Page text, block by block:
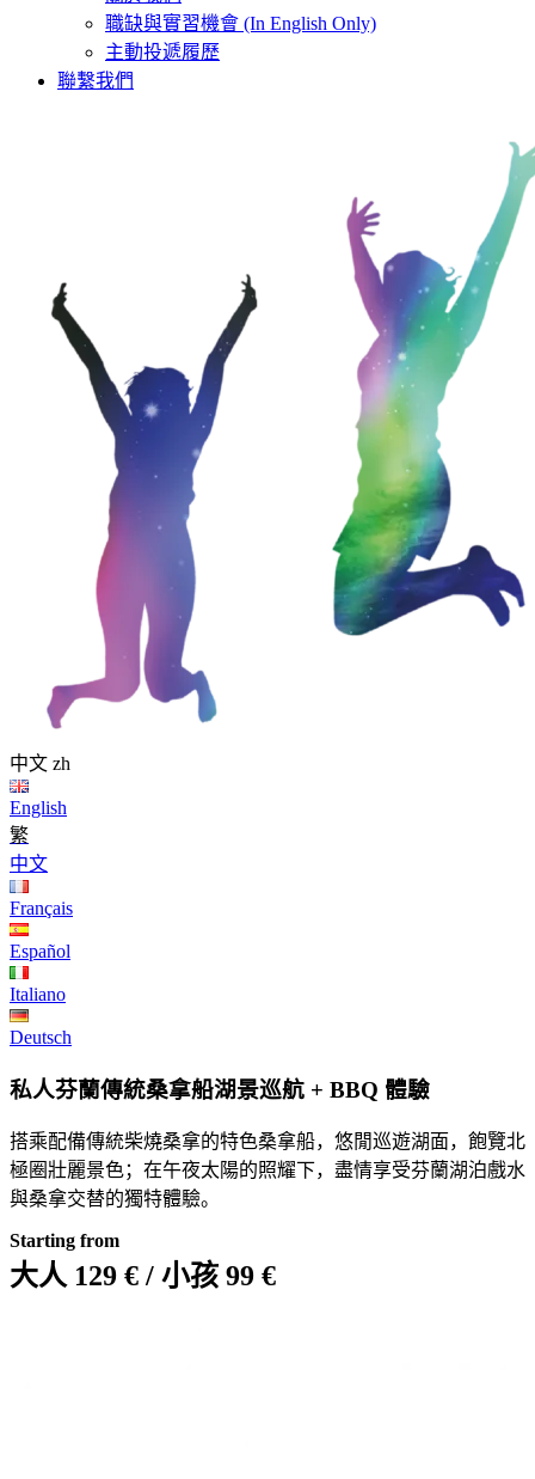
職缺與實習機會 (In English Only)
主動投遞履歷
聯繫我們
中文 zh
English
繁
中文
Français
Español
Italiano
Deutsch
私人芬蘭傳統桑拿船湖景巡航 + BBQ 體驗
搭乘配備傳統柴燒桑拿的特色桑拿船，悠閒巡遊湖面，飽覽北
極圈壯麗景色；在午夜太陽的照耀下，盡情享受芬蘭湖泊戲水
與桑拿交替的獨特體驗。
Starting from
大人 129 € / 小孩 99 €